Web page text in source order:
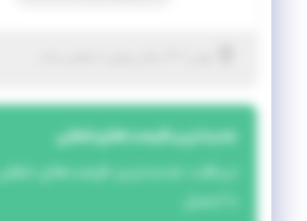
جدیدترین فرصت‌های شغلی
دریافت جدیدترین فرصت‌های شغلی
با ایمیل